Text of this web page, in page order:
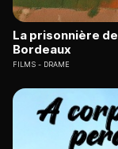
La prisonnière de
Bordeaux
FILMS DRAME